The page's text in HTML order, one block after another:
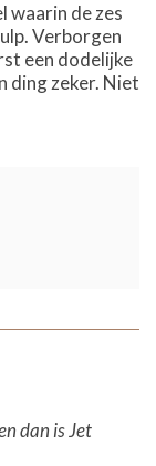
waarin de zes
Verborgen
een dodelijke
ding zeker. Niet
dan is Jet